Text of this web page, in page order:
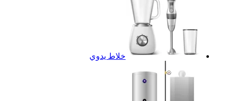
خلاط يدوي